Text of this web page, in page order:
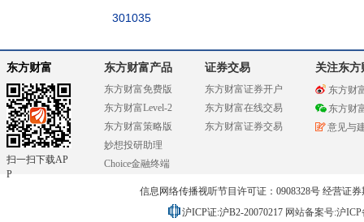
301035
东方财富
扫一扫下载AP
P
东方财富产品
东方财富免费版
东方财富Level-2
东方财富策略版
妙想投研助理
Choice金融终端
证券交易
东方财富证券开户
东方财富在线交易
东方财富证券交易
关注东方
东方财
东方财
意见与
信息网络传播视听节目许可证：0908328号 经营证
沪ICP证:沪B2-20070217 网站备案号:沪